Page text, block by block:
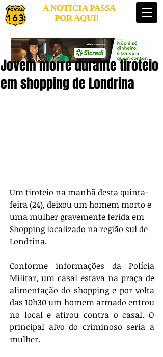
A NOTÍCIA PASSA
POR AQUI!
Jovem morre durante tiroteio
em shopping de Londrina
Um tiroteio na manhã desta quinta-
feira (24), deixou um homem morto e
uma mulher gravemente ferida em
Shopping localizado na região sul de
Londrina.
Conforme informações da Polícia
Militar, um casal estava na praça de
alimentação do shopping e por volta
das 10h30 um homem armado entrou
no local e atirou contra o casal. O
principal alvo do criminoso seria a
mulher.